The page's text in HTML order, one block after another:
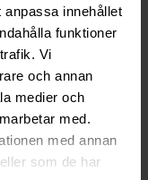
innehållet
funktioner
Vi
och annan
medier och
med.
med annan
som de har